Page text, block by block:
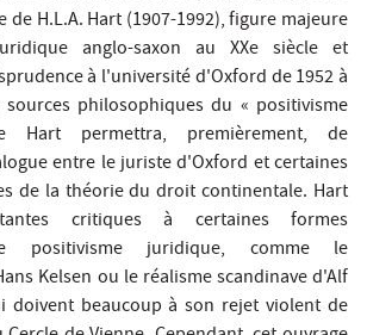
H.L.A. Hart (1907-1992), figure majeure
anglo-saxon au XXe siècle et
à l'université d'Oxford de 1952 à
sources philosophiques du « positivisme
Hart permettra, premièrement, de
entre le juriste d'Oxford et certaines
de la théorie du droit continentale. Hart
critiques à certaines formes
positivisme juridique, comme le
Kelsen ou le réalisme scandinave d'Alf
doivent beaucoup à son rejet violent de